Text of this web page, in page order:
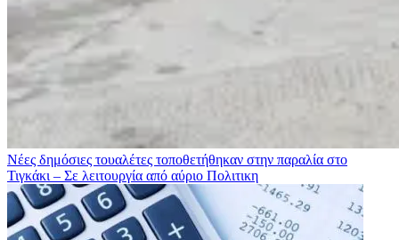
Νέες δημόσιες τουαλέτες τοποθετήθηκαν στην παραλία στο
Τιγκάκι – Σε λειτουργία από αύριο Πολιτικη